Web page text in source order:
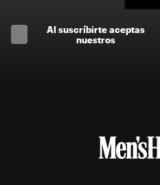
Al suscríbirte aceptas
nuestros